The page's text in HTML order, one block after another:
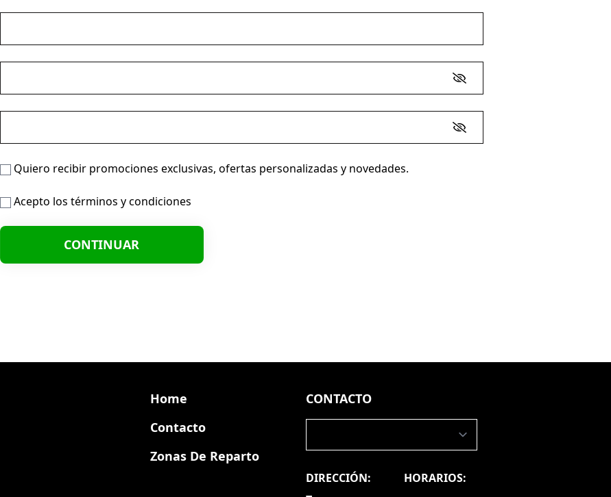
Quiero recibir promociones exclusivas, ofertas personalizadas y novedades.
Acepto los términos y condiciones
Contacto
Contacta con nosotros
Home
Contacto
Zonas De Reparto
CONTACTO
DIRECCIÓN:
HORARIOS: